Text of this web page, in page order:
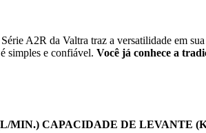
A2R da Valtra traz a versatilidade em
simples e confiável. Você já conhece a
MIN.) CAPACIDADE DE LEVANTE